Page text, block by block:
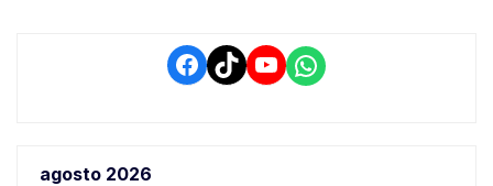
Facebook
TikTokYouTube
WhatsApp
agosto 2026